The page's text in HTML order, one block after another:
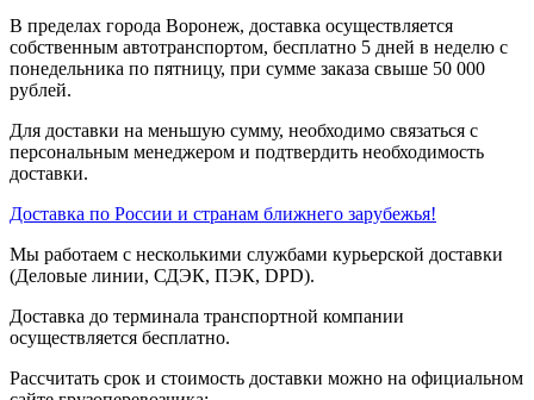
В пределах города Воронеж, доставка осуществляется
собственным автотранспортом, бесплатно 5 дней в неделю с
понедельника по пятницу, при сумме заказа свыше 50 000
рублей.
Для доставки на меньшую сумму, необходимо связаться с
персональным менеджером и подтвердить необходимость
доставки.
Доставка по России и странам ближнего зарубежья!
Мы работаем с несколькими службами курьерской доставки
(Деловые линии, СДЭК, ПЭК, DPD).
Доставка до терминала транспортной компании
осуществляется бесплатно.
Рассчитать срок и стоимость доставки можно на официальном